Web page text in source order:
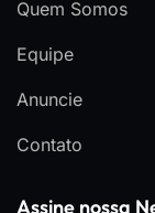
Quem Somos
Equipe
Anuncie
Contato
Assine nossa